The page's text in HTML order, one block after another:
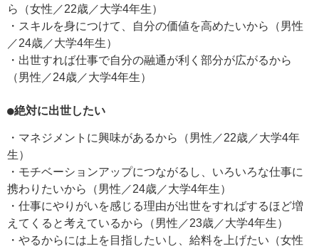
ら（女性／22歳／大学4年生）
・スキルを身につけて、自分の価値を高めたいから（男性
／24歳／大学4年生）
・出世すれば仕事で自分の融通が利く部分が広がるから
（男性／24歳／大学4年生）
●絶対に出世したい
・マネジメントに興味があるから（男性／22歳／大学4年
生）
・モチベーションアップにつながるし、いろいろな仕事に
携わりたいから（男性／24歳／大学4年生）
・仕事にやりがいを感じる理由が出世をすればするほど増
えてくると考えているから（男性／23歳／大学4年生）
・やるからには上を目指したいし、給料を上げたい（女性